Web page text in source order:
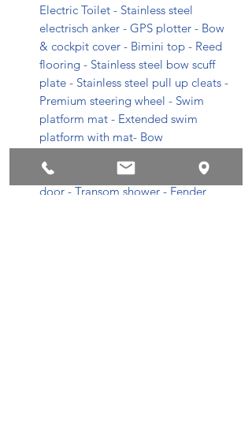
Electric Toilet - Stainless steel
electrisch anker - GPS plotter - Bow
& cockpit cover - Bimini top - Reed
flooring - Stainless steel bow scuff
plate - Stainless steel pull up cleats -
Premium steering wheel - Swim
platform mat - Extended swim
platform with mat- Bow
Table with mount - Walk through
door - Transom shower - Fender